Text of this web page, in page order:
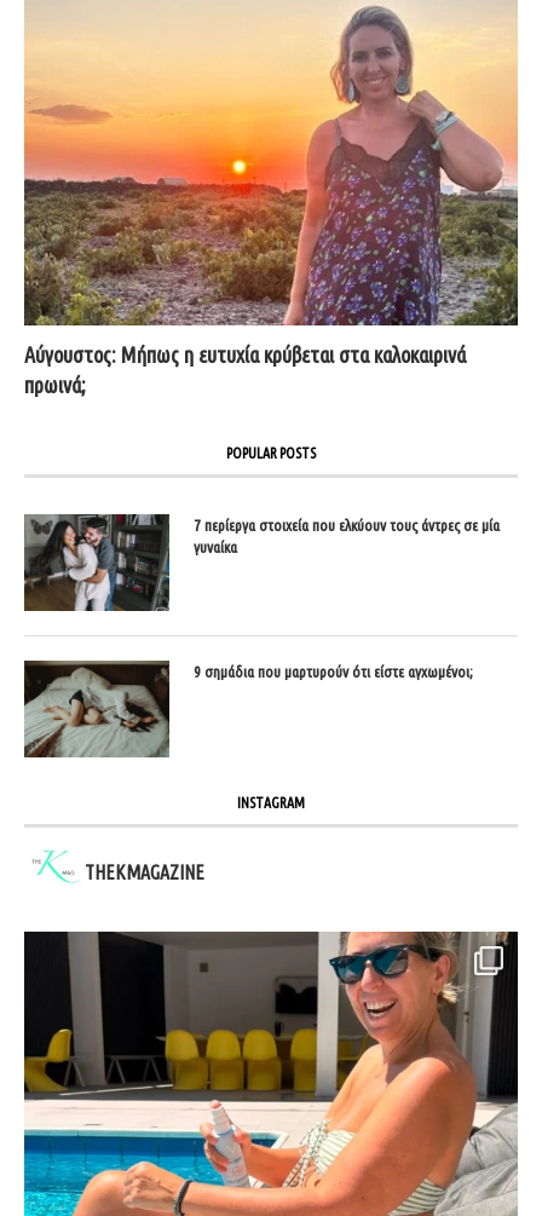
Αύγουστος: Μήπως η ευτυχία κρύβεται στα καλοκαιρινά
πρωινά;
POPULAR POSTS
7 περίεργα στοιχεία που ελκύουν τους άντρες σε μία
γυναίκα
9 σημάδια που μαρτυρούν ότι είστε αγχωμένοι;
INSTAGRAM
THEKMAGAZINE